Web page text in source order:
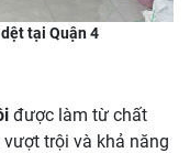
tại Quận 4
được làm từ chất
vượt trội và khả năng